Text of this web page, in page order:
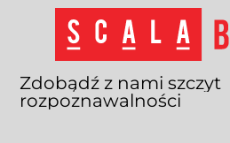
Zdobądź z nami szczyt
rozpoznawalności